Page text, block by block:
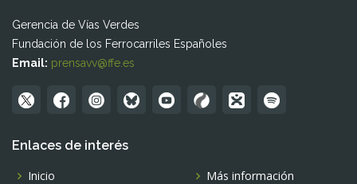
Gerencia de Vías Verdes
Fundación de los Ferrocarriles Españoles
Email: prensavv@ffe.es
Enlaces de interés
Inicio
Más información